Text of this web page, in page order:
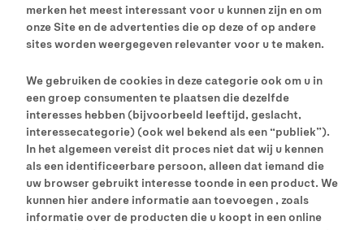
merken het meest interessant voor u kunnen zijn en om
onze Site en de advertenties die op deze of op andere
sites worden weergegeven relevanter voor u te maken.
We gebruiken de cookies in deze categorie ook om u in
een groep consumenten te plaatsen die dezelfde
interesses hebben (bijvoorbeeld leeftijd, geslacht,
interessecategorie) (ook wel bekend als een “publiek”).
In het algemeen vereist dit proces niet dat wij u kennen
als een identificeerbare persoon, alleen dat iemand die
uw browser gebruikt interesse toonde in een product. We
kunnen hier andere informatie aan toevoegen , zoals
informatie over de producten die u koopt in een online